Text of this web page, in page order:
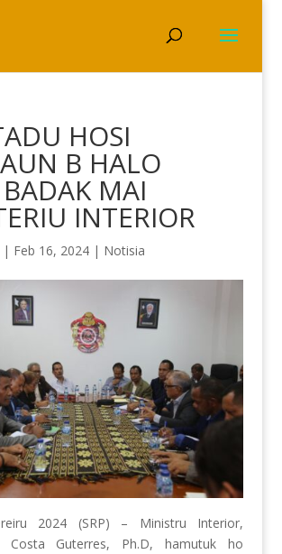
HOSI
B HALO
MAI
INTERIOR
| Feb 16, 2024| Notisia
2024 (SRP) – Ministru Interior,
Costa Guterres, Ph.D, hamutuk ho